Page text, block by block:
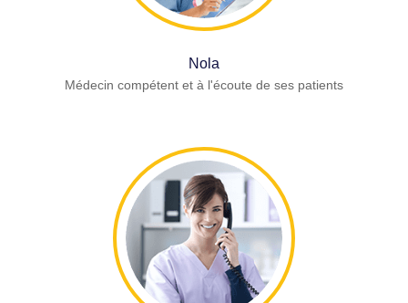
Nola
Médecin compétent et à l'écoute de ses patients